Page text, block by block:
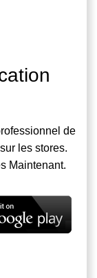
de
les stores.
Maintenant.